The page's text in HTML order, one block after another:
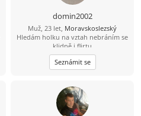
domin2002
Muž, 23 let, Moravskoslezský
Hledám holku na vztah nebráním se
klidně i flirtu
Seznámit se